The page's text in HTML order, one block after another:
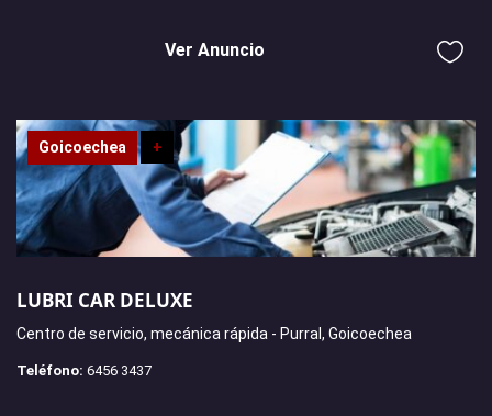
Ver Anuncio
Goicoechea +
LUBRI CAR DELUXE
Centro de servicio, mecánica rápida - Purral, Goicoechea
Teléfono: 6456 3437